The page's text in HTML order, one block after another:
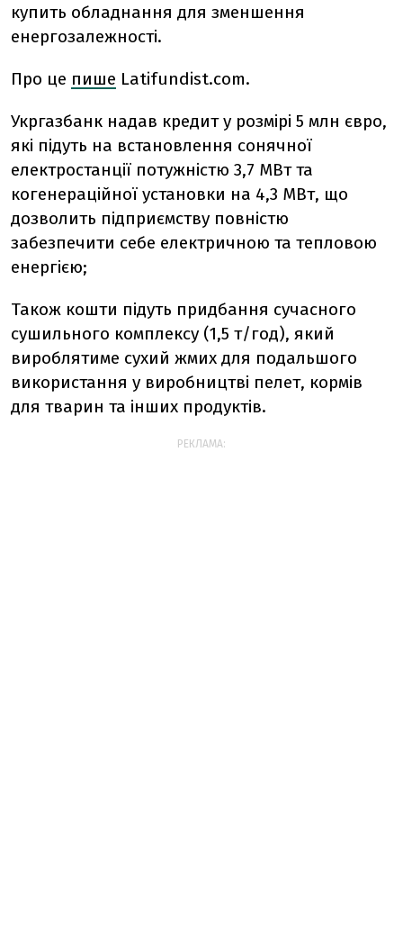
купить обладнання для зменшення
енергозалежності.
Про це пише Latifundist.com.
Укргазбанк надав кредит у розмірі 5 млн євро,
які підуть на встановлення сонячної
електростанції потужністю 3,7 МВт та
когенераційної установки на 4,3 МВт, що
дозволить підприємству повністю
забезпечити себе електричною та тепловою
енергією;
Також кошти підуть придбання сучасного
сушильного комплексу (1,5 т/год), який
вироблятиме сухий жмих для подальшого
використання у виробництві пелет, кормів
для тварин та інших продуктів.
РЕКЛАМА: